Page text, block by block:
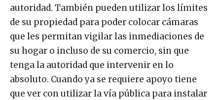
autoridad. También pueden utilizar los límites
de su propiedad para poder colocar cámaras
que les permitan vigilar las inmediaciones de
su hogar o incluso de su comercio, sin que
tenga la autoridad que intervenir en lo
absoluto. Cuando ya se requiere apoyo tiene
que ver con utilizar la vía pública para instalar